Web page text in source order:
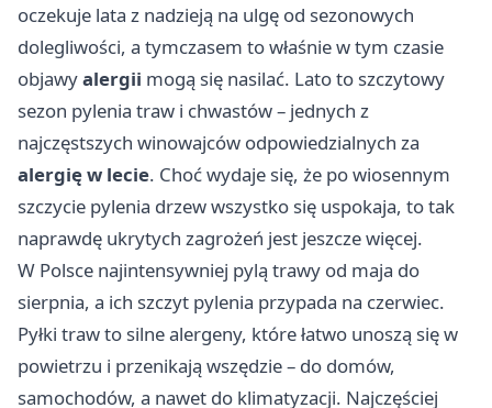
oczekuje lata z nadzieją na ulgę od sezonowych
dolegliwości, a tymczasem to właśnie w tym czasie
objawyalergii mogą się nasilać. Lato to szczytowy
sezon pylenia traw i chwastów – jednych z
najczęstszych winowajców odpowiedzialnych za
alergię w lecie. Choć wydaje się, że po wiosennym
szczycie pylenia drzew wszystko się uspokaja, to tak
naprawdę ukrytych zagrożeń jest jeszcze więcej.
W Polsce najintensywniej pylą trawy od maja do
sierpnia, a ich szczyt pylenia przypada na czerwiec.
Pyłki traw to silne alergeny, które łatwo unoszą się w
powietrzu i przenikają wszędzie – do domów,
samochodów, a nawet do klimatyzacji. Najczęściej